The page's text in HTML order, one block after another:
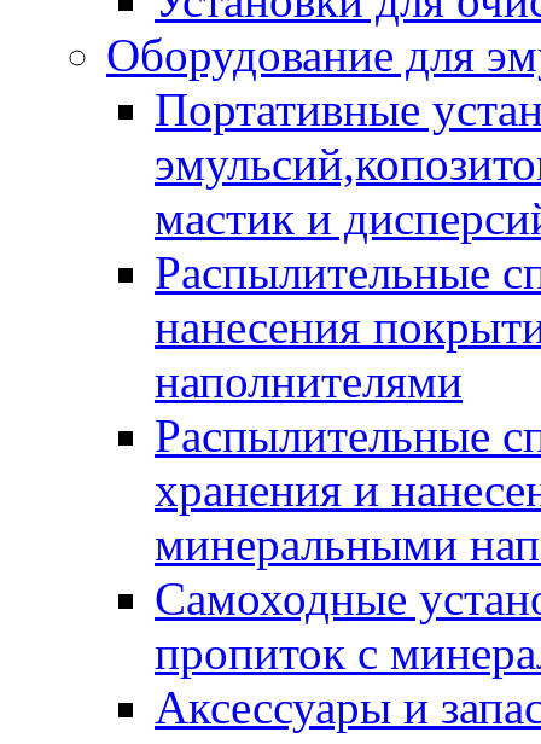
Оборудование для
Портативные
мастик и
Распылительные
нанесения
наполнителями
Распылительные
хранения и
минеральными
Самоходные
пропиток с
Аксессуары и